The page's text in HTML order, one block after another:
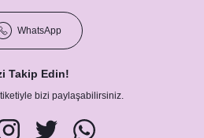
WhatsApp
Takip Edin!
bizi paylaşabilirsiniz.